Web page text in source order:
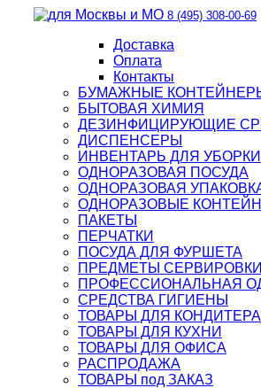
8 (495) 308-00-69
Доставка
Оплата
Контакты
БУМАЖНЫЕ
БЫТОВАЯ ХИМИЯ
ДЕЗИНФИЦИРУЮЩИЕ
ДИСПЕНСЕРЫ
ИНВЕНТАРЬ ДЛЯ УБОРКИ
ОДНОРАЗОВАЯ ПОСУДА
ОДНОРАЗОВАЯ
ОДНОРАЗОВЫЕ
ПАКЕТЫ
ПЕРЧАТКИ
ПОСУДА ДЛЯ ФУРШЕТА
ПРЕДМЕТЫ
ПРОФЕССИОНАЛЬНАЯ
СРЕДСТВА ГИГИЕНЫ
ТОВАРЫ ДЛЯ КОНДИТЕРА
ТОВАРЫ ДЛЯ КУХНИ
ТОВАРЫ ДЛЯ ОФИСА
РАСПРОДАЖА
ТОВАРЫ под ЗАКАЗ